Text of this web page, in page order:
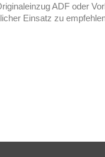
ADF oder
Einsatz zu